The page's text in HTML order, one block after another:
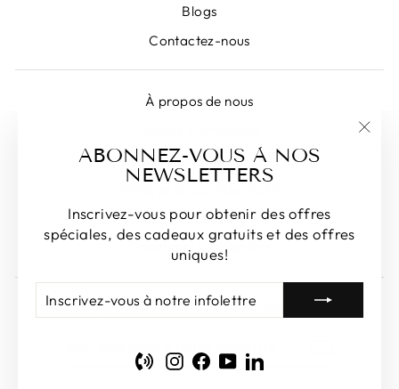
ABONNEZ-VOUS À NOS
NEWSLETTERS
Inscrivez-vous pour obtenir des offres
spéciales, des cadeaux gratuits et des offres
uniques!
VOUS
À
INFOLETTRE
PhoneInstagram
Facebook
YouTubeLinkedIn
Blogs
Contactez-nous
À propos de nous
Devenir Partenaire
Propriété intellectuelle
Conditions d'utilisation
Recevez par e-mail nos offres spéciales et uniques!